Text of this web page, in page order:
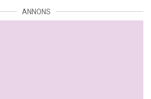
ANNONS